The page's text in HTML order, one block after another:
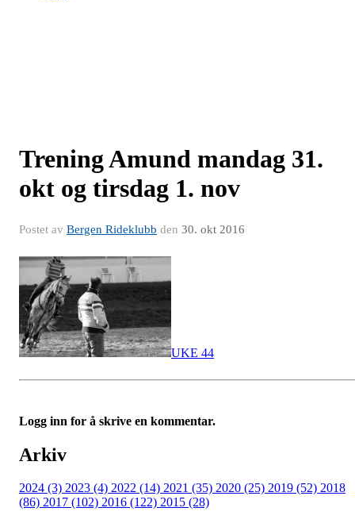
Trening Amund mandag 31.
okt og tirsdag 1. nov
Postet av Bergen Rideklubb den 30. okt 2016
UKE 44
Logg inn for å skrive en kommentar.
Arkiv
2024 (3) 2023 (4) 2022 (14) 2021 (35) 2020 (25) 2019 (52) 2018
(86) 2017 (102) 2016 (122) 2015 (28)